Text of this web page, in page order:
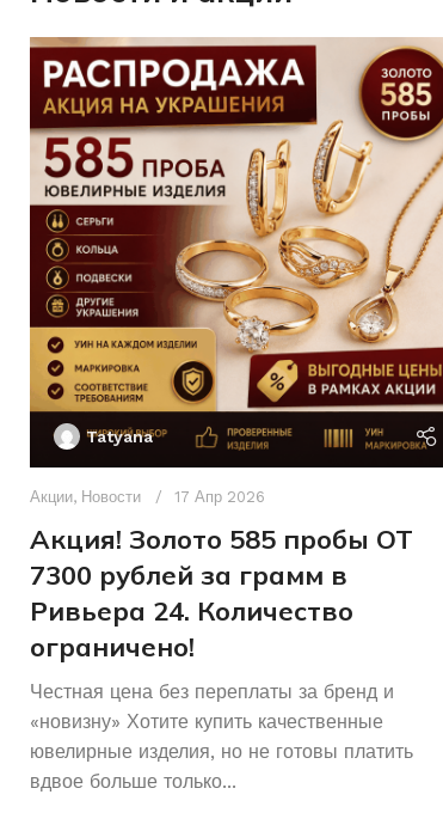
Tatyana
Акции, Новости 17 Апр 2026
Акция! Золото 585 пробы ОТ
7300 рублей за грамм в
Ривьера 24. Количество
ограничено!
Честная цена без переплаты за бренд и
«новизну» Хотите купить качественные
ювелирные изделия, но не готовы платить
вдвое больше только...